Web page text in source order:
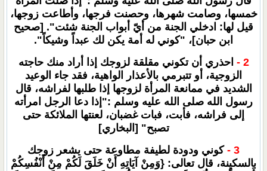
خمسها، وصامت شهرها، وحصنت فرجها، وأطاعت زوجها،
قيل لها: ادخلي الجنة من أيّ أبواب الجنة شئت". [صحيح
ابن حبان]، "كوني له أمة يكن لك عبداً وشيكاً".
2 -
احذري أن تكوني مقلقة لزوجك إذا أراد منك حاجته
الزوجية، أو تتبرمي بالأعذار الواهية، فقد جاء الوعيد
الشديد في ممانعة المرأة لزوجها إذا طلبها لفراشه، قال
رسول الله صلى الله عليه وسلم :"إذا دعا الرجل امرأته
إلى فراشه، فأبت، فبات غضبان، لعنتها الملائكة حتى
تصبح" [البخاري]
3 -
كوني ودودة لطيفة مطاوعة حتى يشعر زوجك
بالسكينة، قال تعالى: {وَمِنْ آيَاتِهِ أَنْ خَلَقَ لَكُمْ مِنْ أَنْفُسِكُمْ